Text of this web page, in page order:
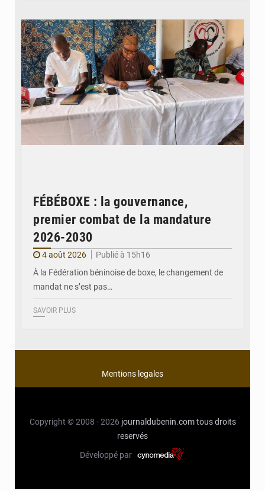
FÉBÉBOXE : la gouvernance,
premier combat de la mandature
2026-2030
4 août 2026
Publié à 15h16
À la Fédération béninoise de boxe, le changement de
mandat ne s’est pas…
SAVOIR PLUS
Mentions legales
Copyright © 2008 - 2026 journaldubenin.com tous droits
reservés
Développé par